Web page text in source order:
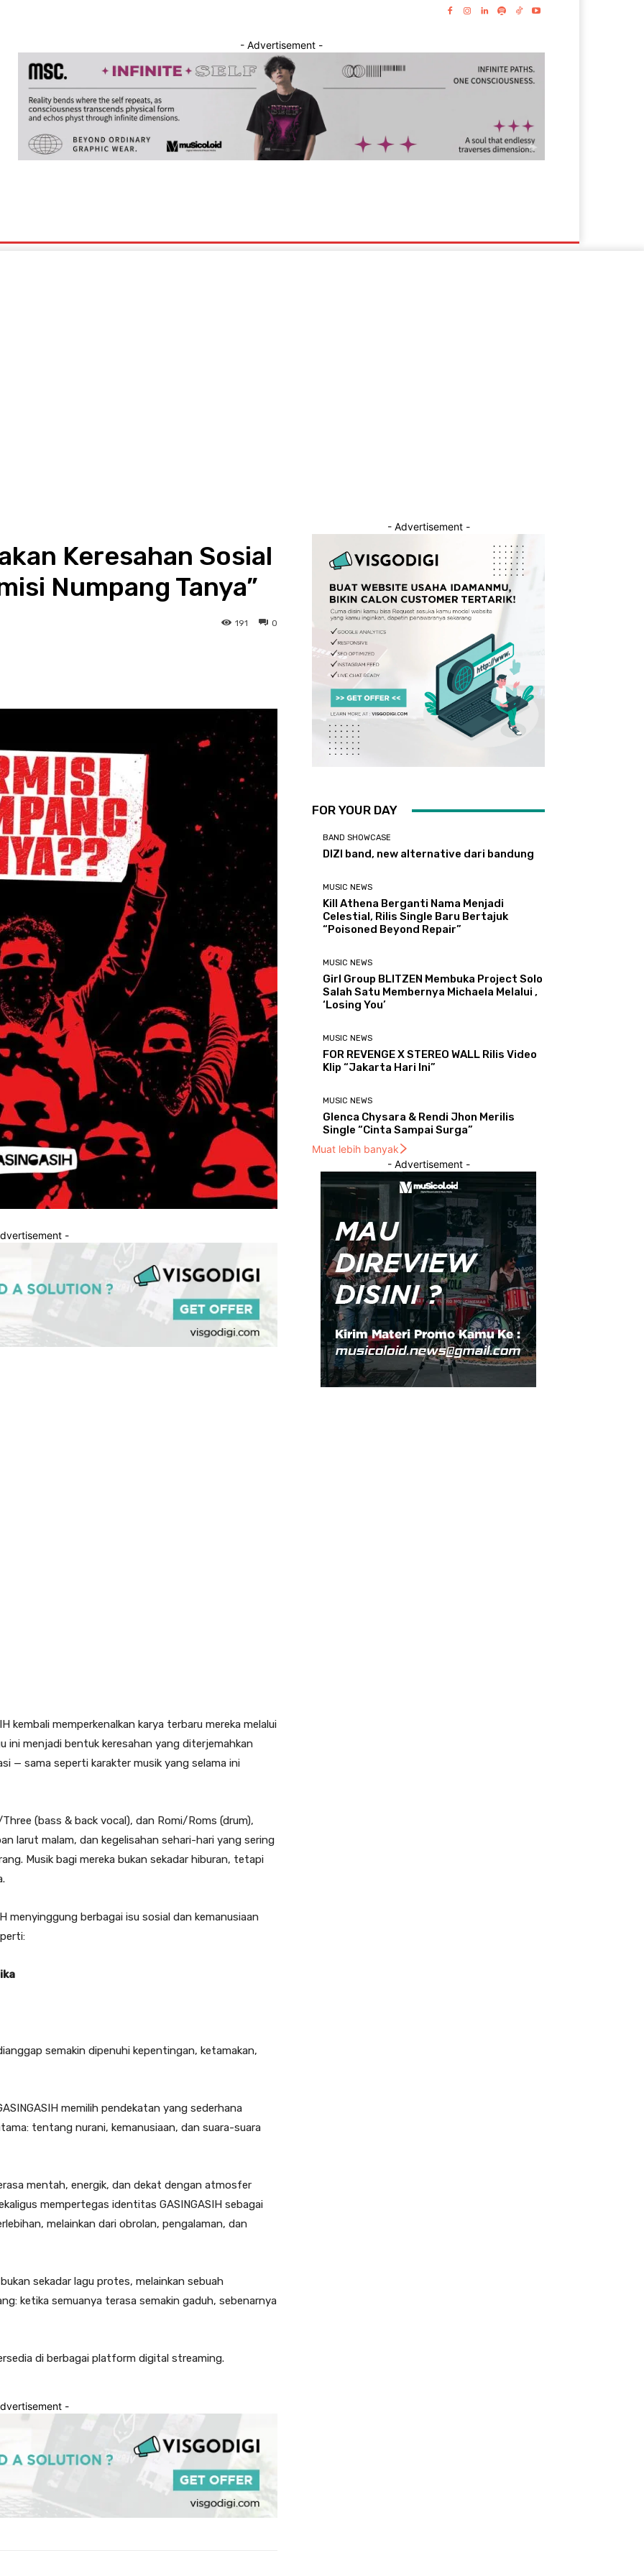
- Advertisement -
Keresahan Sosial
Numpang Tanya”
0
191
-
kembali memperkenalkan karya terbaru mereka melalui
ini menjadi bentuk keresahan yang diterjemahkan
— sama seperti karakter musik yang selama ini
(bass & back vocal), dan Romi/Roms (drum),
larut malam, dan kegelisahan sehari-hari yang sering
Musik bagi mereka bukan sekadar hiburan, tetapi
menyinggung berbagai isu sosial dan kemanusiaan
semakin dipenuhi kepentingan, ketamakan,
memilih pendekatan yang sederhana
tentang nurani, kemanusiaan, dan suara-suara
mentah, energik, dan dekat dengan atmosfer
mempertegas identitas GASINGASIH sebagai
melainkan dari obrolan, pengalaman, dan
sekadar lagu protes, melainkan sebuah
ketika semuanya terasa semakin gaduh, sebenarnya
di berbagai platform digital streaming.
-
- Advertisement -
FOR YOUR DAY
BAND SHOWCASE
DIZI band, new alternative dari bandung
MUSIC NEWS
Kill Athena Berganti Nama Menjadi
Celestial, Rilis Single Baru Bertajuk
“Poisoned Beyond Repair”
MUSIC NEWS
Girl Group BLITZEN Membuka Project Solo
Salah Satu Membernya Michaela Melalui ,
‘Losing You’
MUSIC NEWS
FOR REVENGE X STEREO WALL Rilis Video
Klip “Jakarta Hari Ini”
MUSIC NEWS
Glenca Chysara & Rendi Jhon Merilis
Single “Cinta Sampai Surga”
Muat lebih banyak
- Advertisement -